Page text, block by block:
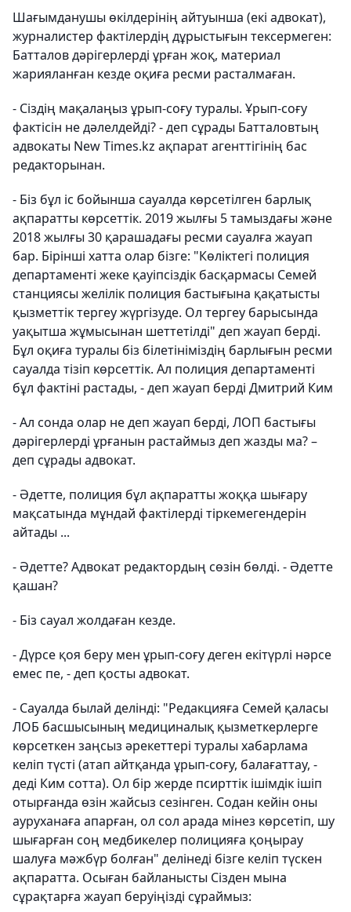
Шағымданушы өкілдерінің айтуынша (екі адвокат),
журналистер фактілердің дұрыстығын тексермеген:
Батталов дәрігерлерді ұрған жоқ, материал
жарияланған кезде оқиға ресми расталмаған.
- Сіздің мақалаңыз ұрып-соғу туралы. Ұрып-соғу
фактісін не дәлелдейді? - деп сұрады Батталовтың
адвокаты New Times.kz ақпарат агенттігінің бас
редакторынан.
- Біз бұл іс бойынша сауалда көрсетілген барлық
ақпаратты көрсеттік. 2019 жылғы 5 тамыздағы және
2018 жылғы 30 қарашадағы ресми сауалға жауап
бар. Бірінші хатта олар бізге: "Көліктегі полиция
департаменті жеке қауіпсіздік басқармасы Семей
станциясы желілік полиция бастығына қақатысты
қызметтік тергеу жүргізуде. Ол тергеу барысында
уақытша жұмысынан шеттетілді" деп жауап берді.
Бұл оқиға туралы біз білетініміздің барлығын ресми
сауалда тізіп көрсеттік. Ал полиция департаменті
бұл фактіні растады, - деп жауап берді Дмитрий Ким
- Ал сонда олар не деп жауап берді, ЛОП бастығы
дәрігерлерді ұрғанын растаймыз деп жазды ма? –
деп сұрады адвокат.
- Әдетте, полиция бұл ақпаратты жоққа шығару
мақсатында мұндай фактілерді тіркемегендерін
айтады ...
- Әдетте? Адвокат редактордың сөзін бөлді. - Әдетте
қашан?
- Біз сауал жолдаған кезде.
- Дүрсе қоя беру мен ұрып-соғу деген екітүрлі нәрсе
емес пе, - деп қосты адвокат.
- Сауалда былай делінді: "Редакцияға Семей қаласы
ЛОБ басшысының медициналық қызметкерлерге
көрсеткен заңсыз әрекеттері туралы хабарлама
келіп түсті (атап айтқанда ұрып-соғу, балағаттау, -
деді Ким сотта). Ол бір жерде псирттік ішімдік ішіп
отырғанда өзін жайсыз сезінген. Содан кейін оны
ауруханаға апарған, ол сол арада мінез көрсетіп, шу
шығарған соң медбикелер полицияға қоңырау
шалуға мәжбүр болған" делінеді бізге келіп түскен
ақпаратта. Осыған байланысты Сізден мына
сұрақтарға жауап беруіңізді сұраймыз: